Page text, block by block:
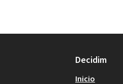
Decidim
Inicio